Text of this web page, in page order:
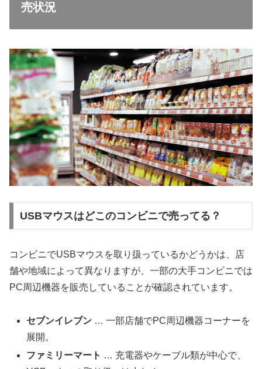
売状況
USBマウスはどこのコンビニで売ってる？
コンビニでUSBマウスを取り扱っているかどうかは、店
舗や地域によって異なりますが、一部の大手コンビニでは
PC周辺機器を販売していることが確認されています。
セブンイレブン … 一部店舗でPC周辺機器コーナーを
展開。
ファミリーマート … 充電器やケーブル類が中心で、